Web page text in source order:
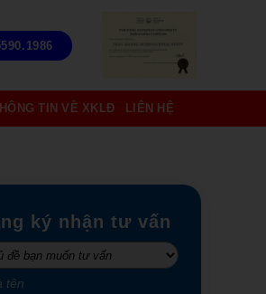
TIN VỀ XKLĐ LIÊN HỆ
ký nhận tư vấn